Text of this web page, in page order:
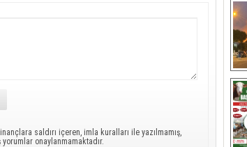
saldırı içeren, imla kuralları ile yazılmamış,
onaylanmamaktadır.